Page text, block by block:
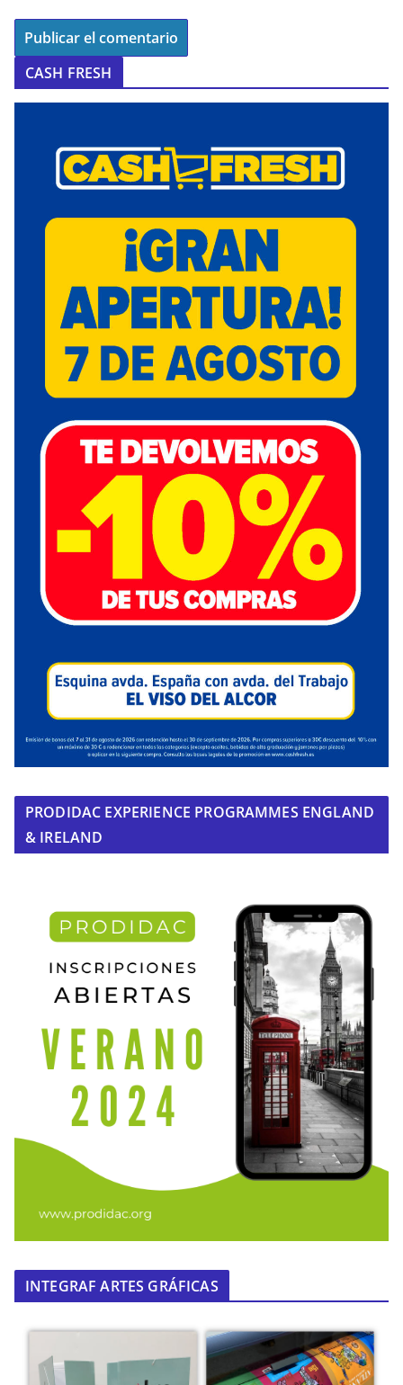
CASH FRESH
PRODIDAC EXPERIENCE PROGRAMMES ENGLAND
& IRELAND
INTEGRAF ARTES GRÁFICAS